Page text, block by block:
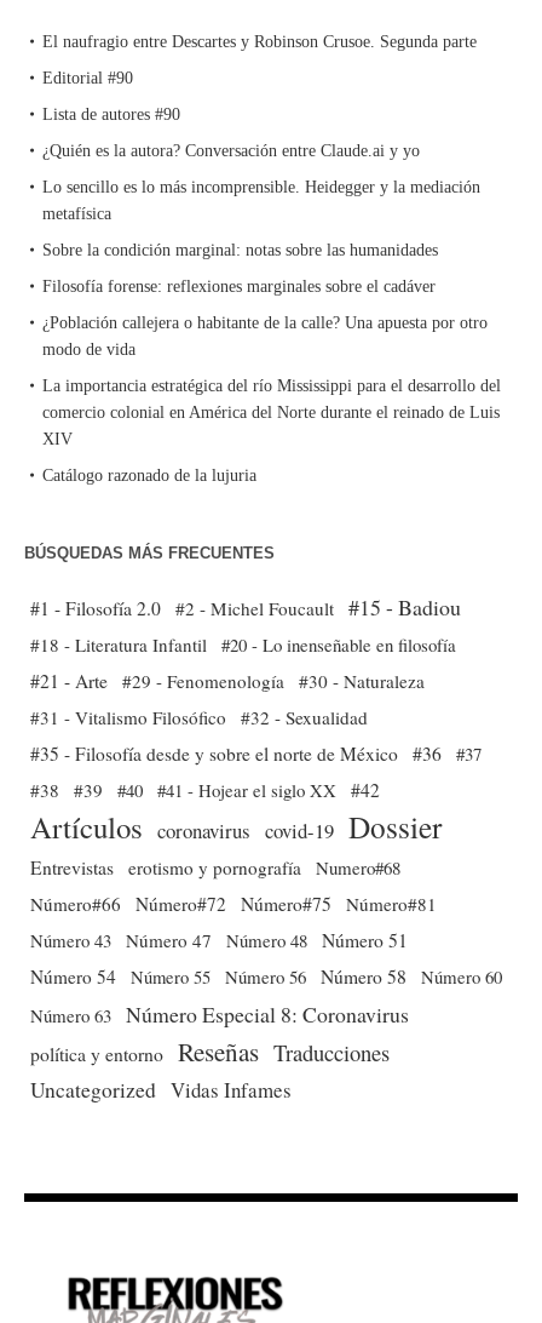
El naufragio entre Descartes y Robinson Crusoe. Segunda parte
Editorial #90
Lista de autores #90
¿Quién es la autora? Conversación entre Claude.ai y yo
Lo sencillo es lo más incomprensible. Heidegger y la mediación
metafísica
Sobre la condición marginal: notas sobre las humanidades
Filosofía forense: reflexiones marginales sobre el cadáver
¿Población callejera o habitante de la calle? Una apuesta por otro
modo de vida
La importancia estratégica del río Mississippi para el desarrollo del
comercio colonial en América del Norte durante el reinado de Luis
XIV
Catálogo razonado de la lujuria
BÚSQUEDAS MÁS FRECUENTES
#1 - Filosofía 2.0 #2 - Michel Foucault #15 - Badiou
#18 - Literatura Infantil #20 - Lo inenseñable en filosofía
#21 - Arte #29 - Fenomenología
#30 - Naturaleza
#31 - Vitalismo Filosófico
#32 - Sexualidad
#35 - Filosofía desde y sobre el norte de México #36 #37
#38
#39 #40 #41 - Hojear el siglo XX #42
Artículos coronavirus covid-19 Dossier
Entrevistas erotismo y pornografía
Numero#68
Número#66
Número#72 Número#75
Número#81
Número 43 Número 47 Número 48 Número 51
Número 54 Número 55 Número 56 Número 58
Número 60
Número 63 Número Especial 8: Coronavirus
política y entorno Reseñas Traducciones
Uncategorized Vidas Infames